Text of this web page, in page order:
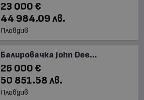
23 000 €
44 984.09 лв.
Пловдив
Балировачка John Dee...
26 000 €
50 851.58 лв.
Пловдив